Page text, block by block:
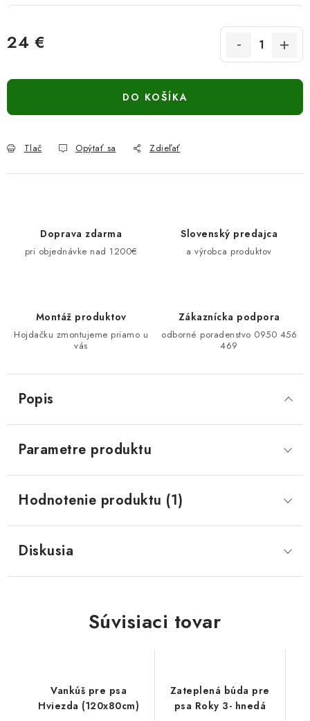
24 €
DO KOŠÍKA
Tlač Opýtať sa Zdieľať
Doprava zdarma
pri objednávke nad 1200€
Slovenský predajca
a výrobca produktov
Montáž produktov
Hojdačku zmontujeme priamo u
vás
Zákaznícka podpora
odborné poradenstvo 0950 456
469
Popis
Parametre produktu
Hodnotenie produktu (1)
Diskusia
Súvisiaci tovar
Vankúš pre psa
Hviezda (120x80cm)
Zateplená búda pre
psa Roky 3- hnedá